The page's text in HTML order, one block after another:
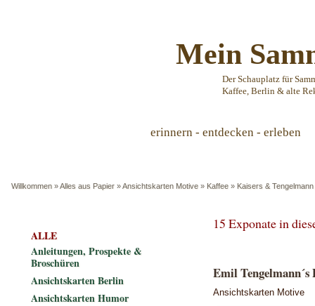
Mein
Der Schauplatz für
Kaffee, Berlin & alte
erinnern - entdecken - erleben
Willkommen »Alles aus Papier »Ansichtskarten Motive » Kaffee » Kaisers & Tengelmann
15 Exponate in
Emil
Ansichtskarten Motive
ALLE
Anleitungen, Prospekte &
Broschüren
Ansichtskarten Berlin
Ansichtskarten Humor